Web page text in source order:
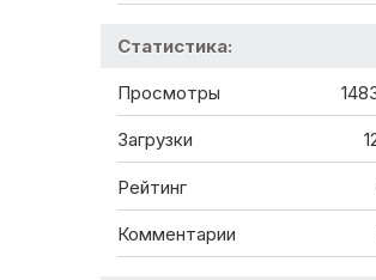
Статистика:
Просмотры
Загрузки
Рейтинг
Комментарии